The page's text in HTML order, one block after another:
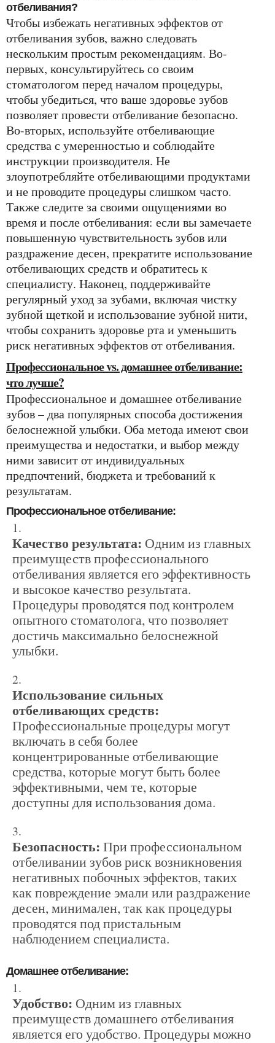
отбеливания?
Чтобы избежать негативных эффектов от
отбеливания зубов, важно следовать
нескольким простым рекомендациям. Во-
первых, консультируйтесь со своим
стоматологом перед началом процедуры,
чтобы убедиться, что ваше здоровье зубов
позволяет провести отбеливание безопасно.
Во-вторых, используйте отбеливающие
средства с умеренностью и соблюдайте
инструкции производителя. Не
злоупотребляйте отбеливающими продуктами
и не проводите процедуры слишком часто.
Также следите за своими ощущениями во
время и после отбеливания: если вы замечаете
повышенную чувствительность зубов или
раздражение десен, прекратите использование
отбеливающих средств и обратитесь к
специалисту. Наконец, поддерживайте
регулярный уход за зубами, включая чистку
зубной щеткой и использование зубной нити,
чтобы сохранить здоровье рта и уменьшить
риск негативных эффектов от отбеливания.
Профессиональное vs. домашнее отбеливание:
что лучше?
Профессиональное и домашнее отбеливание
зубов – два популярных способа достижения
белоснежной улыбки. Оба метода имеют свои
преимущества и недостатки, и выбор между
ними зависит от индивидуальных
предпочтений, бюджета и требований к
результатам.
Профессиональное отбеливание:
Качество результата: Одним из главных
преимуществ профессионального
отбеливания является его эффективность
и высокое качество результата.
Процедуры проводятся под контролем
опытного стоматолога, что позволяет
достичь максимально белоснежной
улыбки.
Использование сильных
отбеливающих средств:
Профессиональные процедуры могут
включать в себя более
концентрированные отбеливающие
средства, которые могут быть более
эффективными, чем те, которые
доступны для использования дома.
Безопасность: При профессиональном
отбеливании зубов риск возникновения
негативных побочных эффектов, таких
как повреждение эмали или раздражение
десен, минимален, так как процедуры
проводятся под пристальным
наблюдением специалиста.
Домашнее отбеливание:
Удобство: Одним из главных
преимуществ домашнего отбеливания
является его удобство. Процедуры можно